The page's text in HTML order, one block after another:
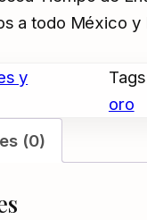
a todo México y
y
oro
(0)